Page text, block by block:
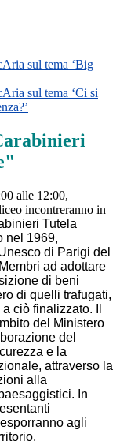
sul tema ‘Big
sul tema ‘Ci si
alle 12:00,
incontreranno in
Tutela
nel 1969,
di Parigi del
ad adottare
di beni
di quelli trafugati,
ciò finalizzato. Il
del Ministero
del
e la
attraverso la
alla
In
agli